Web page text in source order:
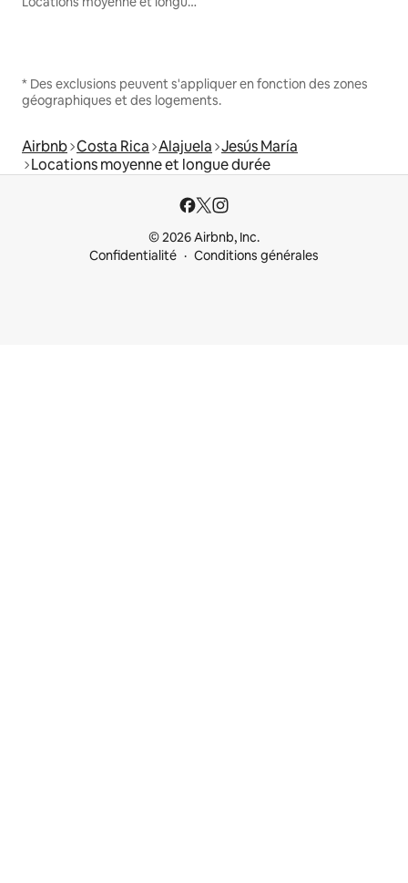
* Des exclusions peuvent s'appliquer en fonction des zones
géographiques et des logements.
Airbnb Costa Rica Alajuela Jesús María
Locations moyenne et longue durée
© 2026 Airbnb, Inc.
Confidentialité
Conditions générales